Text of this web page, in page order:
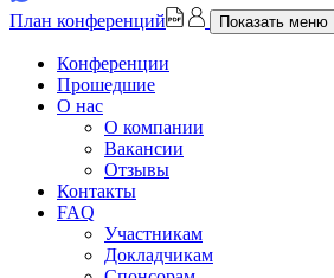
План конференций Показать меню
Конференции
Прошедшие
О нас
О компании
Вакансии
Отзывы
Контакты
FAQ
Участникам
Докладчикам